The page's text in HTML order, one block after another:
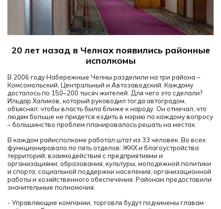
20 лет назад в Челнах появились районные
исполкомы
В 2006 году Набережные Челны разделили на три района –
Комсомольский, Центральный и Автозаводский. Каждому
досталось по 150–200 тысяч жителей. Для чего это сделали?
Ильдар Халиков, который руководил тогда автоградом,
объяснял: чтобы власть была ближе к народу. Он отмечал, что
людям больше не придется ездить в мэрию по каждому вопросу
– большинство проблем планировалось решать на местах.
В каждом райисполкоме работал штат из 33 человек. Во всех
функционировало по пять отделов: ЖКХ и благоустройства
территорий; взаимодействия с предприятиями и
организациями; образования, культуры, молодежной политики
и спорта; социальной поддержки населения; организационной
работы и хозяйственного обеспечения. Районам предоставили
значительные полномочия.
- Управляющие компании, торговля будут подчинены главам